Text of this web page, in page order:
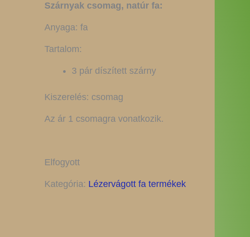
Szárnyak csomag, natúr fa:
Anyaga: fa
Tartalom:
3 pár díszített szárny
Kiszerelés: csomag
Az ár 1 csomagra vonatkozik.
Elfogyott
Kategória: Lézervágott fa termékek